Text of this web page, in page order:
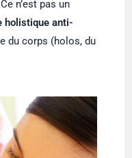
n’est pas un
holistique anti-
du corps (holos, du